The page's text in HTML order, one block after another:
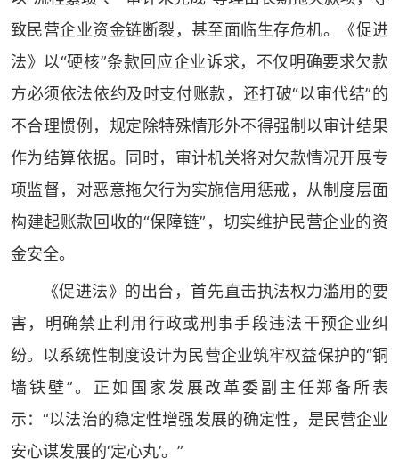
致民营企业资金链断裂，甚至面临生存危机。《促进
法》以“硬核”条款回应企业诉求，不仅明确要求欠款
方必须依法依约及时支付账款，还打破“以审代结”的
不合理惯例，规定除特殊情形外不得强制以审计结果
作为结算依据。同时，审计机关将对欠款情况开展专
项监督，对恶意拖欠行为实施信用惩戒，从制度层面
构建起账款回收的“保障链”，切实维护民营企业的资
金安全。
《促进法》的出台，首先直击执法权力滥用的要
害，明确禁止利用行政或刑事手段违法干预企业纠
纷。以系统性制度设计为民营企业筑牢权益保护的“铜
墙铁壁”。正如国家发展改革委副主任郑备所表
示：“以法治的稳定性增强发展的确定性，是民营企业
安心谋发展的‘定心丸’。”